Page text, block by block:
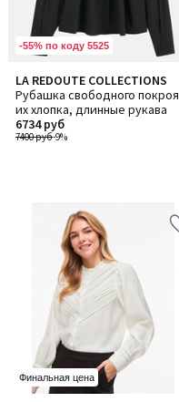
-55% по коду 5525
LA REDOUTE COLLECTIONS
Рубашка свободного покроя
их хлопка, длинные рукава
7400 руб-9%
6734 руб
Финальная цена